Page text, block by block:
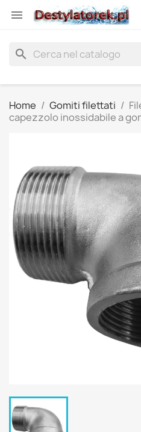

search
Home Gomiti filettati
capezzolo inossidabile a